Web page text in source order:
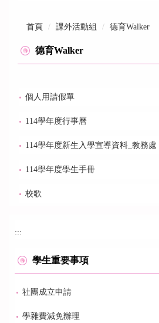
首頁 課外活動組 德育Walker
德育Walker
個人用請假單
114學年度行事曆
114學年度新生入學宣導資料_教務處
114學年度學生手冊
校歌
:::
學生重要事項
社團成立申請
學雜費減免辦理